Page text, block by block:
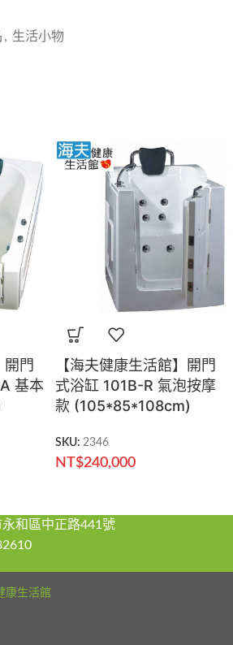
, 生活小物
開門
基本
【海夫健康生活館】開門
式浴缸 101B-R 氣泡按摩
款 (105*85*108cm)
SKU: 2346
NT$240,000
和區中正路441號
康生活館